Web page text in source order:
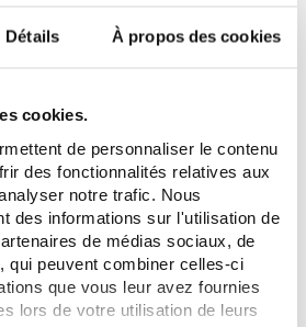
Détails À propos des cookies
cookies.
de personnaliser le contenu
des fonctionnalités relatives aux
notre trafic. Nous
des informations sur l'utilisation de
de médias sociaux, de
qui peuvent combiner celles-ci
que vous leur avez fournies
lors de votre utilisation de leurs
DR JART+
DR JART+ CICAPAIR MOUSSE